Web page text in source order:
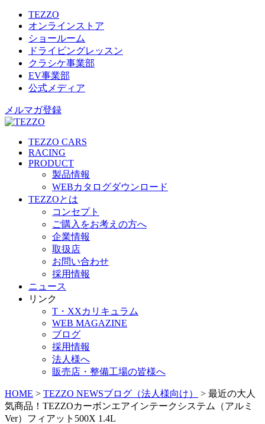
TEZZO
オンラインストア
ショールーム
ドライビングレッスン
クラシケ事業部
EV事業部
公式メディア
メルマガ登録
TEZZO CARS
RACING
PRODUCT
製品情報
WEBカタログダウンロード
TEZZOとは
コンセプト
ご購入をお考えの方へ
企業情報
取扱店
お問い合わせ
採用情報
ニュース
リンク
T・XXカリキュラム
WEB MAGAZINE
ブログ
採用情報
法人様へ
販売店・整備工場の皆様へ
HOME > TEZZO NEWSブログ（法人様向け） > 最近の大人
気商品！TEZZOカーボンエアインテークシステム（アルミ
Ver）フィアット500X 1.4L